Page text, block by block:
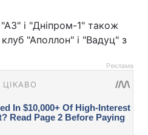
і "Дніпром-1" також
"Аполлон" і "Вадуц" з
Реклама